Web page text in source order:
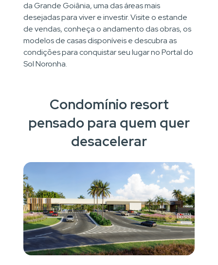
da Grande Goiânia, uma das áreas mais
desejadas para viver e investir. Visite o estande
de vendas, conheça o andamento das obras, os
modelos de casas disponíveis e descubra as
condições para conquistar seu lugar no Portal do
Sol Noronha.
Condomínio resort
pensado para quem quer
desacelerar